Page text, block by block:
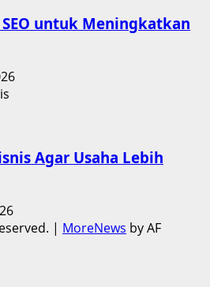
untuk Meningkatkan
Agar Usaha Lebih
| MoreNews by AF